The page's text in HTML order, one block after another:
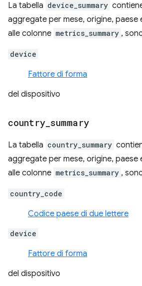
La tabella device_summary
aggregate per mese, origine, paese
alle colonne metrics_summary ,
device
Fattore di forma
del dispositivo
country summary
La tabella country_summary
aggregate per mese, origine, paese
alle colonne metrics_summary ,
country_code
Codice paese di due lettere
device
Fattore di forma
del dispositivo